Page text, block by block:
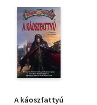
A káoszfattyú